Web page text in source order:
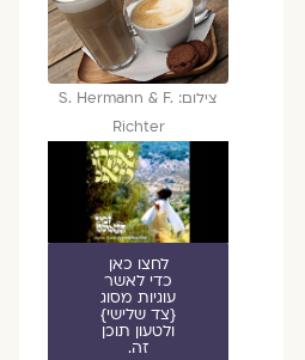
צילום: S. Hermann & F.
Richter
לחצו כאן
כדי לאשר
עוגיות מסוג
{צד שלישי}
ולטעון תוכן
זה.